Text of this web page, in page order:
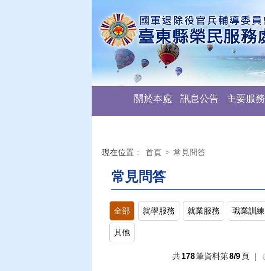
關於本處 訊息公告 主要服務
:::
現在位置 ： 首頁 > 常見問答
常見問答
全部 就學服務 就業服務 職業訓練
其他
共 178筆資料第8/9 頁